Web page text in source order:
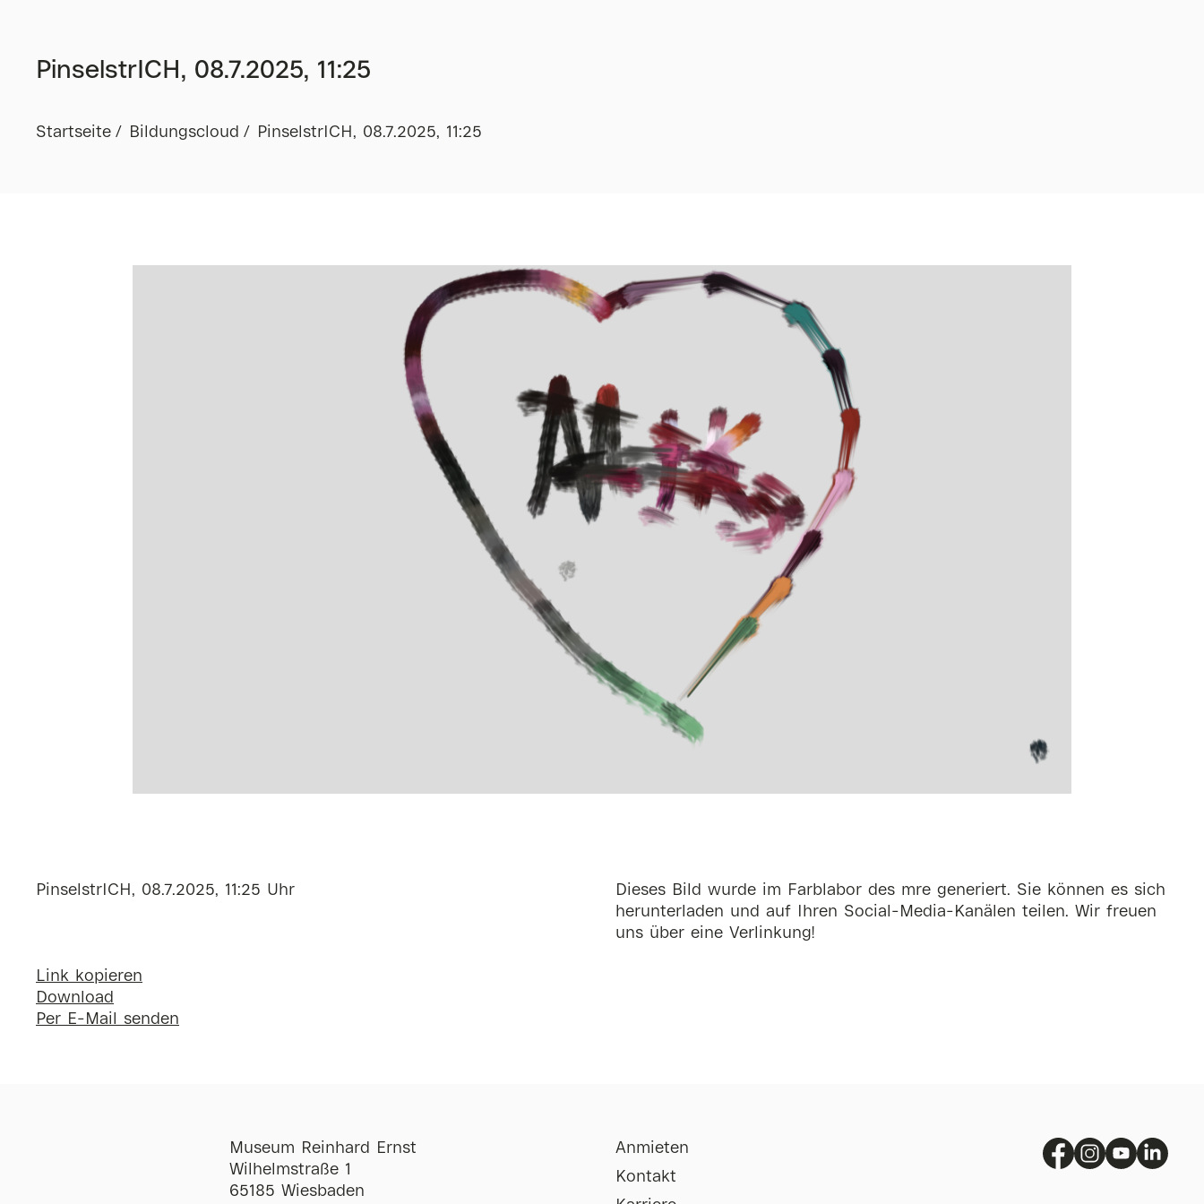
PinselstrICH, 08.7.2025, 11:25
Startseite Bildungscloud PinselstrICH, 08.7.2025, 11:25
PinselstrICH, 08.7.2025, 11:25 Uhr
Link kopieren
Download
Per E-Mail senden
Dieses Bild wurde im Farblabor des mre generiert. Sie können es sich
herunterladen und auf Ihren Social-Media-Kanälen teilen. Wir freuen
uns über eine Verlinkung!
Museum Reinhard Ernst
Wilhelmstraße 1
65185 Wiesbaden
Anmieten
Kontakt